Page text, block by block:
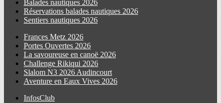
Balades nautiques 2026
Réservations balades nautiques 2026
Sentiers nautiques 2026
Frances Metz 2026
Portes Ouvertes 2026
La savoureuse en canoë 2026
Challenge Rikiqui 2026
Slalom N3 2026 Audincourt
Aventure en Eaux Vives 2026
InfosClub